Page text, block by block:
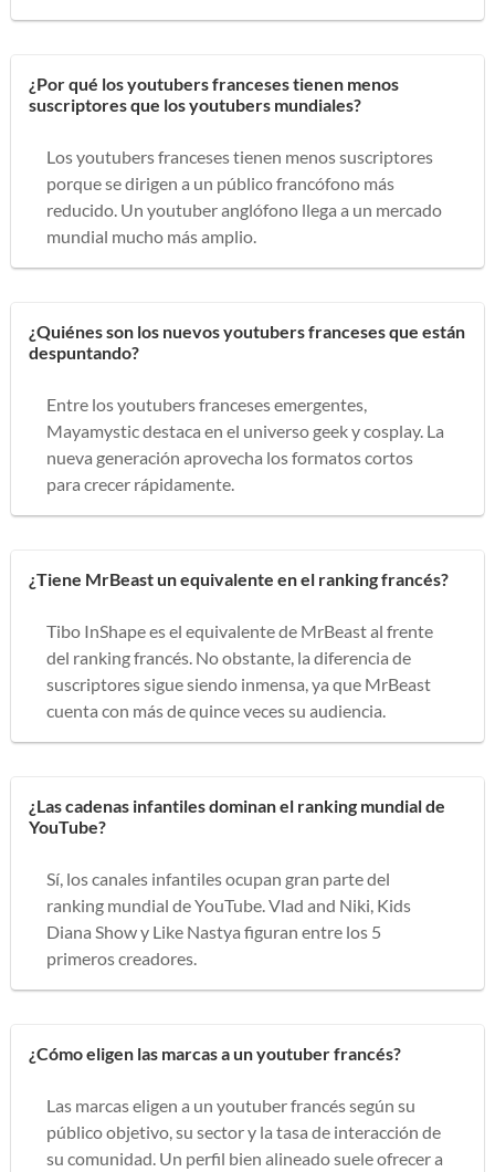
¿Por qué los youtubers franceses tienen menos
suscriptores que los youtubers mundiales?
Los youtubers franceses tienen menos suscriptores
porque se dirigen a un público francófono más
reducido. Un youtuber anglófono llega a un mercado
mundial mucho más amplio.
¿Quiénes son los nuevos youtubers franceses que están
despuntando?
Entre los youtubers franceses emergentes,
Mayamystic destaca en el universo geek y cosplay. La
nueva generación aprovecha los formatos cortos
para crecer rápidamente.
¿Tiene MrBeast un equivalente en el ranking francés?
Tibo InShape es el equivalente de MrBeast al frente
del ranking francés. No obstante, la diferencia de
suscriptores sigue siendo inmensa, ya que MrBeast
cuenta con más de quince veces su audiencia.
¿Las cadenas infantiles dominan el ranking mundial de
YouTube?
Sí, los canales infantiles ocupan gran parte del
ranking mundial de YouTube. Vlad and Niki, Kids
Diana Show y Like Nastya figuran entre los 5
primeros creadores.
¿Cómo eligen las marcas a un youtuber francés?
Las marcas eligen a un youtuber francés según su
público objetivo, su sector y la tasa de interacción de
su comunidad. Un perfil bien alineado suele ofrecer a